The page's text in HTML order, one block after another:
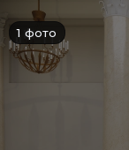
1 фото